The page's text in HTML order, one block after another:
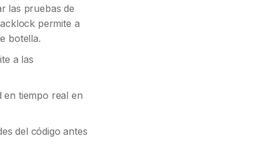
las pruebas de
permite a
botella.
a las
en tiempo real en
del código antes